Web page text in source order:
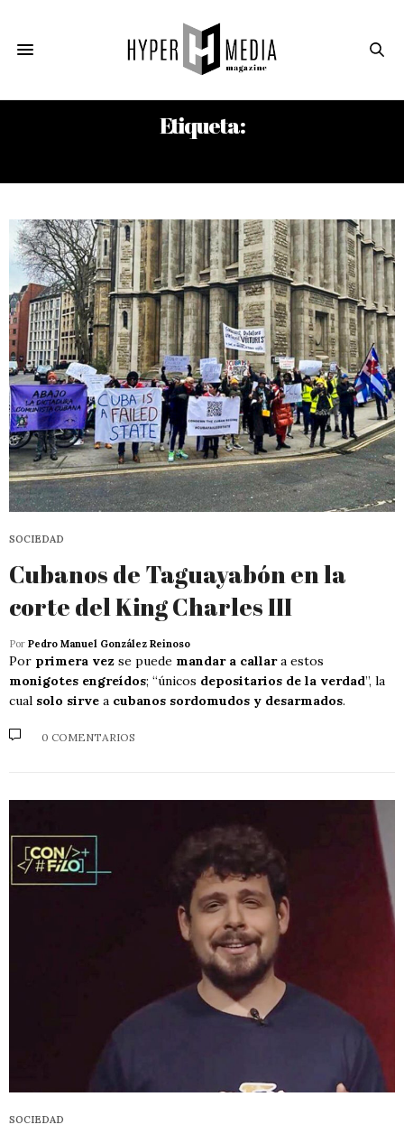
Etiqueta:
SOCIEDAD
Cubanos de Taguayabón en la
corte del King Charles III
Por Pedro Manuel González Reinoso
Por primera vez se puede mandar a callara estos
monigotes engreídos; “únicos depositarios de la verdad”, la
cual solo sirve a cubanos sordomudos y desarmados.
0 COMENTARIOS
SOCIEDAD